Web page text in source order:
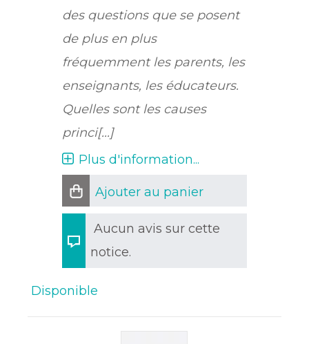
des questions que se posent
de plus en plus
fréquemment les parents, les
enseignants, les éducateurs.
Quelles sont les causes
princi[...]
Plus d'information...
Ajouter au panier
Aucun avis sur cette
notice.
Disponible